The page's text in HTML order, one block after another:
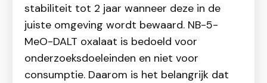
stabiliteit tot 2 jaar wanneer deze in de
juiste omgeving wordt bewaard. NB-5-
MeO-DALT oxalaat is bedoeld voor
onderzoeksdoeleinden en niet voor
consumptie. Daarom is het belangrijk dat